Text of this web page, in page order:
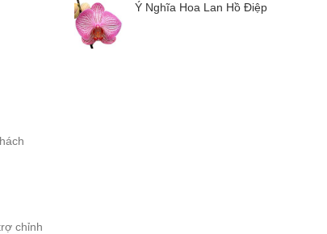
chỉnh
Ý Nghĩa Hoa Lan Hồ Điệp